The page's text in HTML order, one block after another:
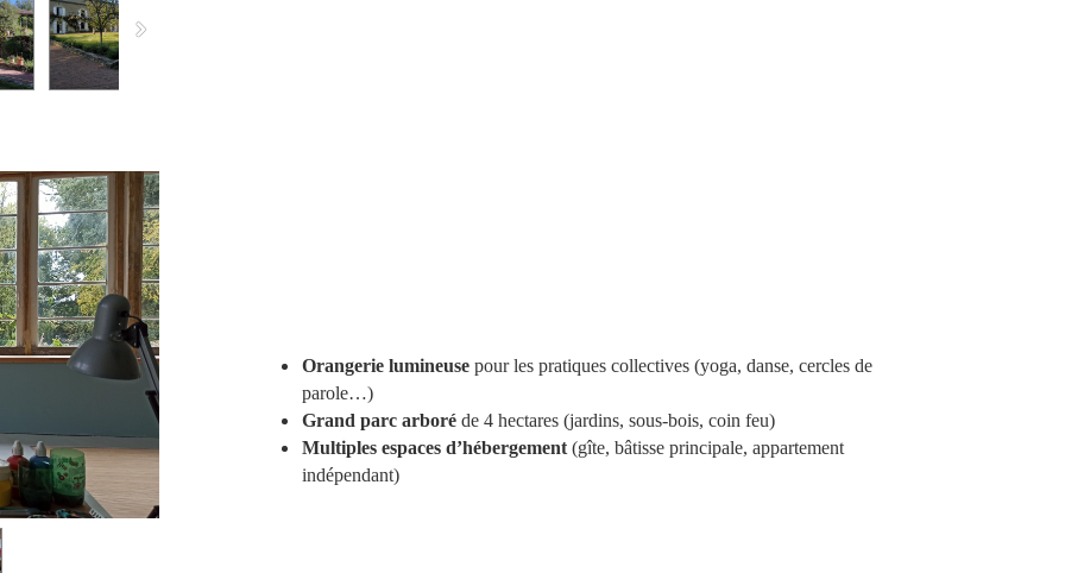
Orangerie lumineuse pour les pratiques collectives (yoga, danse, cercles de
parole…)
Grand parc arboré de4 hectares (jardins, sous-bois, coin feu)
Multiples espaces d’hébergement (gîte, bâtisse principale, appartement
indépendant)